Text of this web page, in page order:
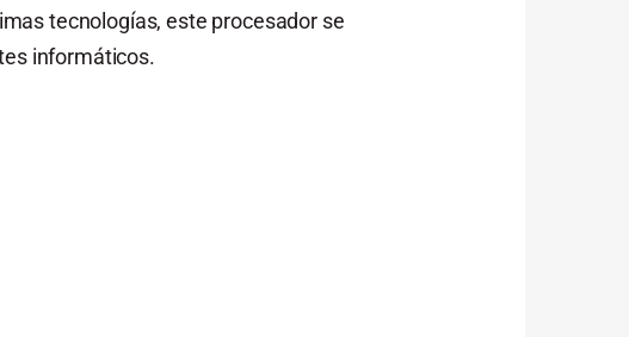
tecnologías, este procesador se
informáticos.